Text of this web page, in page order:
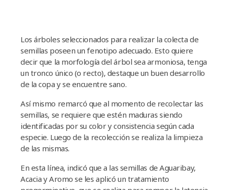
Los árboles seleccionados para realizar la colecta de
semillas poseen un fenotipo adecuado. Esto quiere
decir que la morfologí­a del árbol sea armoniosa, tenga
un tronco único (o recto), destaque un buen desarrollo
de la copa y se encuentre sano.
Así­ mismo remarcó que al momento de recolectar las
semillas, se requiere que estén maduras siendo
identificadas por su color y consistencia según cada
especie. Luego de la recolección se realiza la limpieza
de las mismas.
En esta lí­nea, indicó que a las semillas de Aguaribay,
Acacia y Aromo se les aplicó un tratamiento